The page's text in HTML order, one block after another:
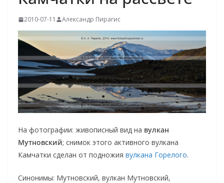
2010-07-11 Александр Пирагис
На фотографии: живописный вид на вулкан
Мутновский; снимок этого активного вулкана
Камчатки сделан от подножия вулкана Горелого.
Синонимы: Мутновский, вулкан Мутновский,